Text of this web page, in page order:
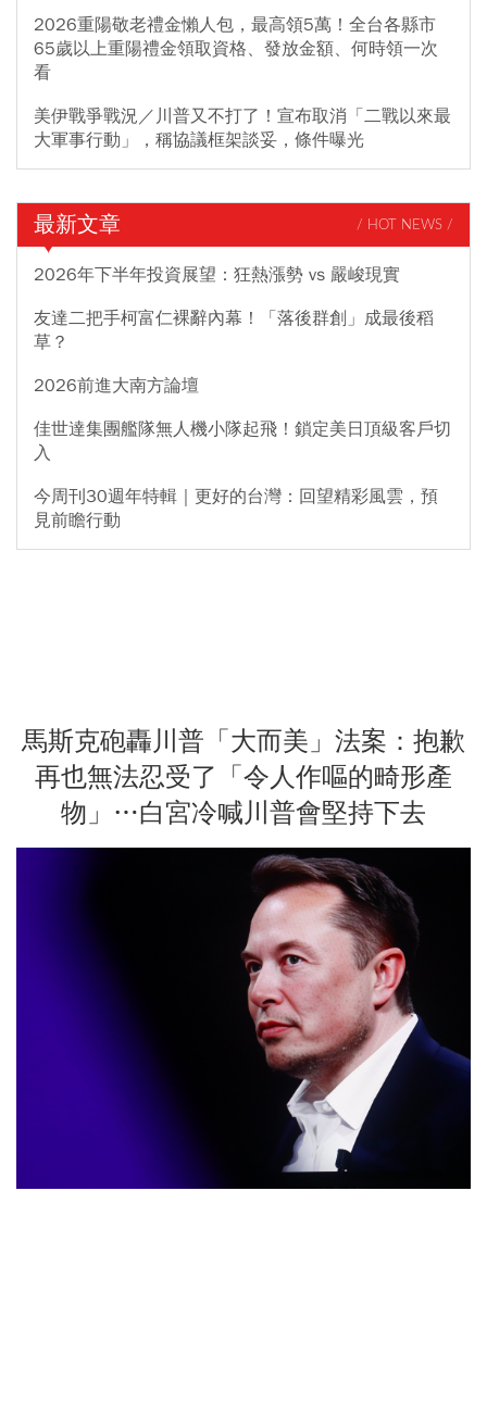
2026重陽敬老禮金懶人包，最高領5萬！全台各縣市
65歲以上重陽禮金領取資格、發放金額、何時領一次
看
美伊戰爭戰況／川普又不打了！宣布取消「二戰以來最
大軍事行動」，稱協議框架談妥，條件曝光
最新文章 / HOT NEWS /
2026年下半年投資展望：狂熱漲勢 vs 嚴峻現實
友達二把手柯富仁裸辭內幕！「落後群創」成最後稻
草？
2026前進大南方論壇
佳世達集團艦隊無人機小隊起飛！鎖定美日頂級客戶切
入
今周刊30週年特輯｜更好的台灣：回望精彩風雲，預
見前瞻行動
馬斯克砲轟川普「大而美」法案：抱歉
再也無法忍受了「令人作嘔的畸形產
物」…白宮冷喊川普會堅持下去